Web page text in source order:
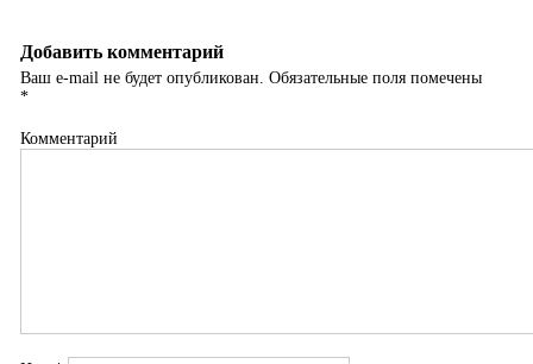
Добавить комментарий
Ваш e-mail не будет опубликован. Обязательные поля помечены
*
Комментарий